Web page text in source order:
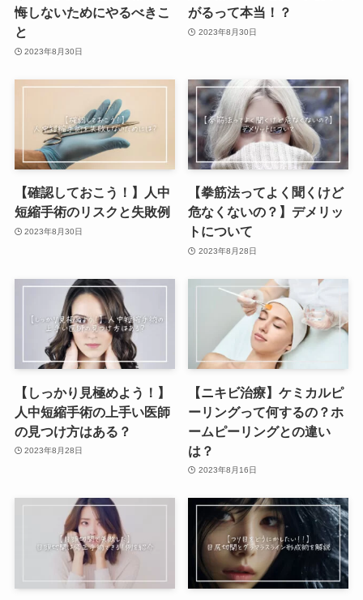
悔しないためにやるべきこ
と
2023年8月30日
がるって本当！？
2023年8月30日
【確認しておこう！】人中
短縮手術のリスクと失敗例
2023年8月30日
【拳筋法ってよく聞くけど
危なくないの？】デメリッ
トについて
2023年8月28日
【しっかり見極めよう！】
人中短縮手術の上手い医師
の見つけ方はある？
2023年8月28日
【ニキビ治療】ケミカルピ
ーリングって何するの？ホ
ームピーリングとの違い
は？
2023年8月16日